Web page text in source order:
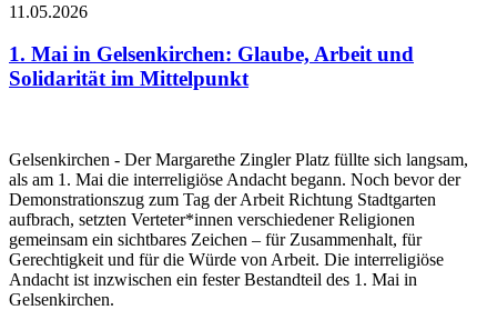
11.05.2026
1. Mai in Gelsenkirchen: Glaube, Arbeit und
Solidarität im Mittelpunkt
Gelsenkirchen - Der Margarethe Zingler Platz füllte sich langsam,
als am 1. Mai die interreligiöse Andacht begann. Noch bevor der
Demonstrationszug zum Tag der Arbeit Richtung Stadtgarten
aufbrach, setzten Verteter*innen verschiedener Religionen
gemeinsam ein sichtbares Zeichen – für Zusammenhalt, für
Gerechtigkeit und für die Würde von Arbeit. Die interreligiöse
Andacht ist inzwischen ein fester Bestandteil des 1. Mai in
Gelsenkirchen.